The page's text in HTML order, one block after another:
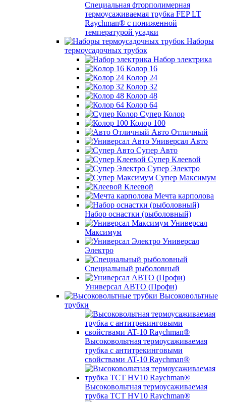
Специальная фторполимерная
термоусаживаемая трубка FEP LT
Raychman® с пониженной
температурой усадки
Наборы
термоусадочных трубок
Набор электрика
Колор 16
Колор 24
Колор 32
Колор 48
Колор 64
Супер Колор
Колор 100
Авто Отличный
Универсал Авто
Супер Авто
Супер Клеевой
Супер Электро
Супер Максимум
Клеевой
Мечта карполова
Набор оснастки (рыболовный)
Универсал
Максимум
Универсал
Электро
Специальный рыболовный
Универсал АВТО (Профи)
Высоковольтные
трубки
Высоковольтная термоусаживаемая
трубка с антитрекинговыми
свойствами AT-10 Raychman®
Высоковольтная термоусаживаемая
трубка TCT HV10 Raychman®